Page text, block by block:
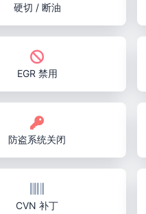
硬切 / 断油
EGR 禁用
防盗系统关闭
CVN 补丁